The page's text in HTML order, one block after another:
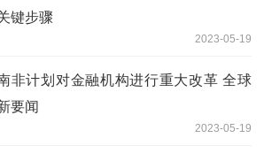
键步骤
2023-05-19
非计划对金融机构进行重大改革 全球
要闻
2023-05-19